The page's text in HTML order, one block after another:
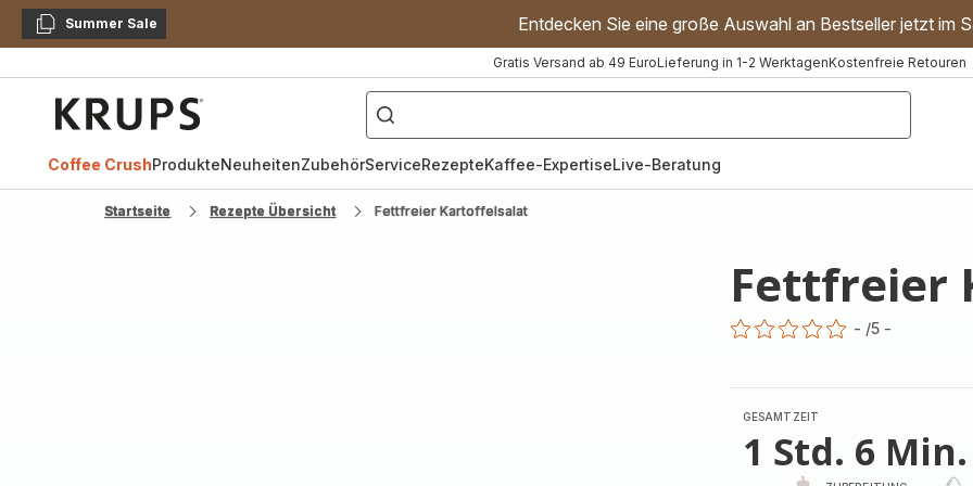
KopierenSummer Sale Entdecken Sie eine große Auswahl an Bestseller jetzt im
Gratis Versand ab 49 EuroLieferung in 1-2 WerktagenKostenfreie Retouren
["Kaffeevollautomat","Handmixer","Waffeleisen"]
Coffee CrushProdukteNeuheitenZubehörServiceRezepteKaffee-ExpertiseLive-Beratung
Startseite Rezepte Übersicht Fettfreier Kartoffelsalat
Fettfreier
- /5 -
GESAMTZEIT
1 Std. 6 Min.